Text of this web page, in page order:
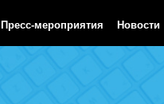
Пресс-мероприятия Новости